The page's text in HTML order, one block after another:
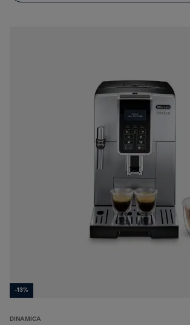
-13%
DINAMICA